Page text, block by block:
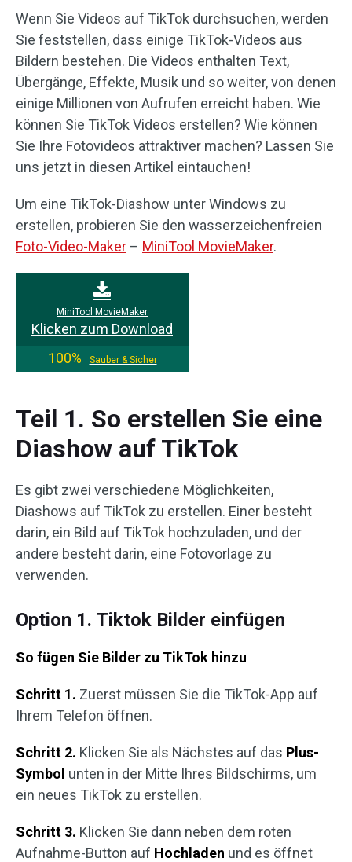
Wenn Sie Videos auf TikTok durchsuchen, werden
Sie feststellen, dass einige TikTok-Videos aus
Bildern bestehen. Die Videos enthalten Text,
Übergänge, Effekte, Musik und so weiter, von denen
einige Millionen von Aufrufen erreicht haben. Wie
können Sie TikTok Videos erstellen? Wie können
Sie Ihre Fotovideos attraktiver machen? Lassen Sie
uns jetzt in diesen Artikel eintauchen!
Um eine TikTok-Diashow unter Windows zu
erstellen, probieren Sie den wasserzeichenfreien
Foto-Video-Maker – MiniTool MovieMaker.
MiniTool MovieMaker
Klicken zum Download
100%
Sauber & Sicher
Teil 1. So erstellen Sie eine
Diashow auf TikTok
Es gibt zwei verschiedene Möglichkeiten,
Diashows auf TikTok zu erstellen. Einer besteht
darin, ein Bild auf TikTok hochzuladen, und der
andere besteht darin, eine Fotovorlage zu
verwenden.
Option 1. Tiktok Bilder einfügen
So fügen Sie Bilder zu TikTok hinzu
Schritt 1. Zuerst müssen Sie die TikTok-App auf
Ihrem Telefon öffnen.
Schritt 2. Klicken Sie als Nächstes auf das Plus-
Symbol unten in der Mitte Ihres Bildschirms, um
ein neues TikTok zu erstellen.
Schritt 3. Klicken Sie dann neben dem roten
Aufnahme-Button auf Hochladen und es öffnet